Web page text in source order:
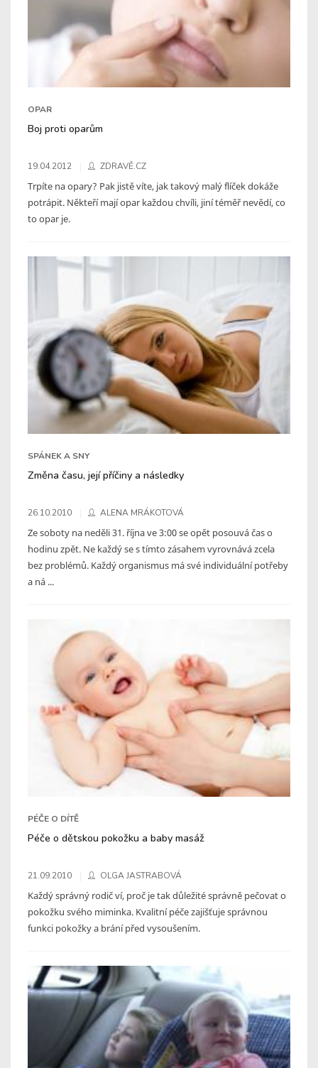
OPAR
Boj proti oparům
19.04.2012 ZDRAVĚ.CZ
Trpíte na opary? Pak jistě víte, jak takový malý flíček dokáže
potrápit. Někteří mají opar každou chvíli, jiní téměř nevědí, co
to opar je.
SPÁNEK A SNY
Změna času, její příčiny a následky
26.10.2010 ALENA MRÁKOTOVÁ
Ze soboty na neděli 31. října ve 3:00 se opět posouvá čas o
hodinu zpět. Ne každý se s tímto zásahem vyrovnává zcela
bez problémů. Každý organismus má své individuální potřeby
a ná ...
PÉČE O DÍTĚ
Péče o dětskou pokožku a baby masáž
21.09.2010 OLGA JASTRABOVÁ
Každý správný rodič ví, proč je tak důležité správně pečovat o
pokožku svého miminka. Kvalitní péče zajišťuje správnou
funkci pokožky a brání před vysoušením.